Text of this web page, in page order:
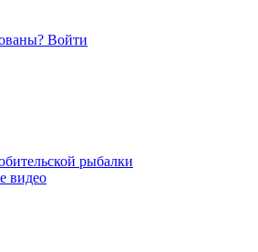
Войти
рыбалки
видео